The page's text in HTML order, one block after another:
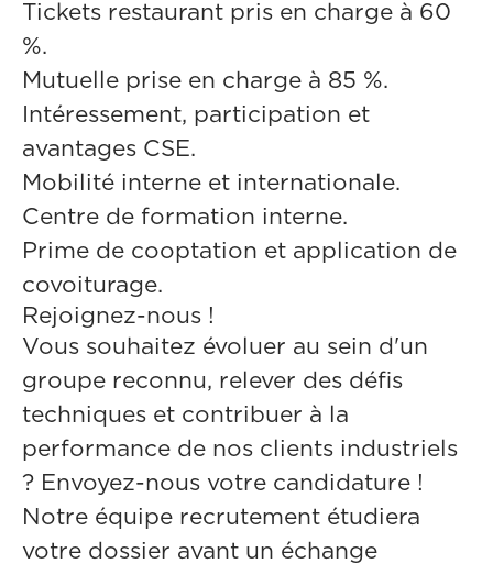
Tickets restaurant pris en charge à 60
%.
Mutuelle prise en charge à 85 %.
Intéressement, participation et
avantages CSE.
Mobilité interne et internationale.
Centre de formation interne.
Prime de cooptation et application de
covoiturage.
Rejoignez-nous !
Vous souhaitez évoluer au sein d'un
groupe reconnu, relever des défis
techniques et contribuer à la
performance de nos clients industriels
? Envoyez-nous votre candidature !
Notre équipe recrutement étudiera
votre dossier avant un échange